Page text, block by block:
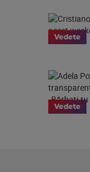
Vedete
Vedete